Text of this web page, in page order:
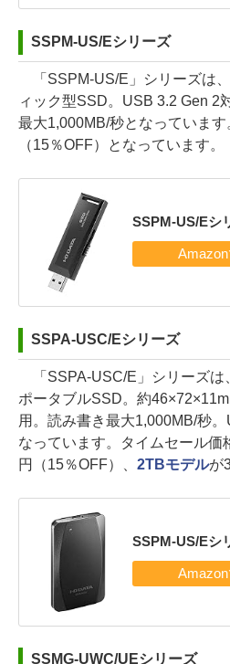
SSPM-US/Eシリーズ
「SSPM-US/E」シリーズは
ィック型SSD。USB 3.2 Gen 2
最大1,000MB/秒となっています
（15％OFF）となっています。
SSPM-US/Eシ
SSPA-USC/Eシリーズ
「SSPA-USC/E」シリーズは
ポータブルSSD。約
用。読み書き最大1,000MB/秒
なっています。タイムセール価
円（15％OFF）、 2TBモデルが
SSPM-US/Eシ
SSMG-UWC/UEシリーズ